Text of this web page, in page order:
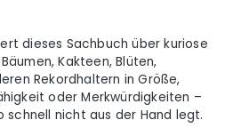
dieses Sachbuch über kuriose
Kakteen, Blüten,
Rekordhaltern in Größe,
oder Merkwürdigkeiten –
schnell nicht aus der Hand legt.